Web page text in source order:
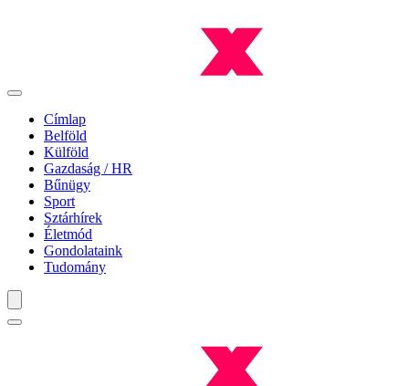
Címlap
Belföld
Külföld
Gazdaság / HR
Bűnügy
Sport
Sztárhírek
Életmód
Gondolataink
Tudomány